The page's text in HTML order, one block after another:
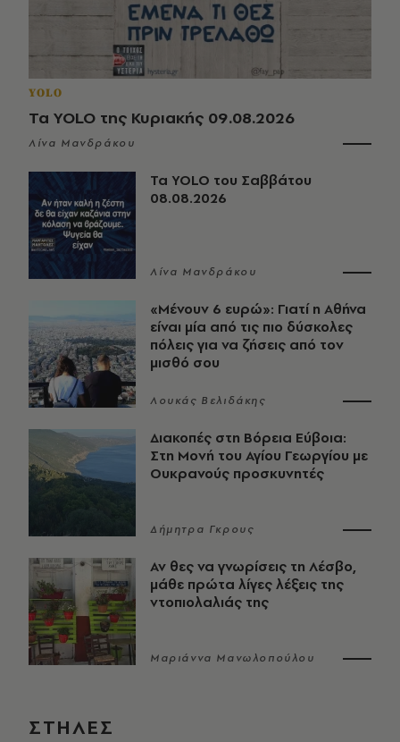
YOLO
Τα YOLO της Κυριακής 09.08.2026
Λίνα Μανδράκου
Τα YOLO του Σαββάτου
08.08.2026
Λίνα Μανδράκου
«Μένουν 6 ευρώ»: Γιατί η Αθήνα
είναι μία από τις πιο δύσκολες
πόλεις για να ζήσεις από τον
μισθό σου
Λουκάς Βελιδάκης
Διακοπές στη Βόρεια Εύβοια:
Στη Μονή του Αγίου Γεωργίου με
Ουκρανούς προσκυνητές
Δήμητρα Γκρους
Αν θες να γνωρίσεις τη Λέσβο,
μάθε πρώτα λίγες λέξεις της
ντοπιολαλιάς της
Μαριάννα Μανωλοπούλου
ΣΤΗΛΕΣ